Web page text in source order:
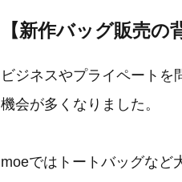
【新作バッグ販売の
ビジネスやプライペートを
機会が多くなりました。
moeではトートバッグなど